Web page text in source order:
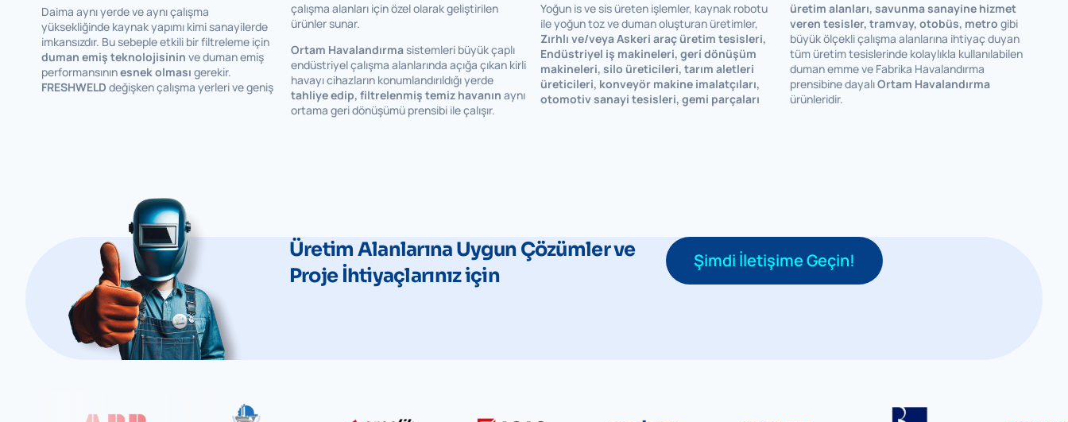
Daima aynı yerde ve aynı çalışma
yüksekliğinde kaynak yapımı kimi sanayilerde
imkansızdır. Bu sebeple etkili bir filtreleme için
duman emiş teknolojisinin ve duman emiş
performansınınesnek olması gerekir.
FRESHWELD değişken çalışma yerleri ve geniş
çalışma alanları için özel olarak geliştirilen
ürünler sunar.
Ortam Havalandırmasistemleri büyük çaplı
endüstriyel çalışma alanlarında açığa çıkan kirli
havayı cihazların konumlandırıldığı yerde
tahliye edip, filtrelenmiş temiz havanın aynı
ortama geri dönüşümü prensibi ile çalışır.
Yoğun is ve sis üreten işlemler, kaynak robotu
ile yoğun toz ve duman oluşturan üretimler,
Zırhlı ve/veya Askeri araç üretim tesisleri,
Endüstriyel iş makineleri, geri dönüşüm
makineleri, silo üreticileri, tarım aletleri
üreticileri, konveyör makine imalatçıları,
otomotiv sanayi tesisleri, gemi parçaları
üretim alanları, savunma sanayine hizmet
veren tesisler, tramvay, otobüs, metro gibi
büyük ölçekli çalışma alanlarına ihtiyaç duyan
tüm üretim tesislerinde kolaylıkla kullanılabilen
duman emme ve Fabrika Havalandırma
prensibine dayalıOrtam Havalandırma
ürünleridir.
Üretim Alanlarına Uygun Çözümler ve
Proje İhtiyaçlarınız için
Şimdi İletişime Geçin!